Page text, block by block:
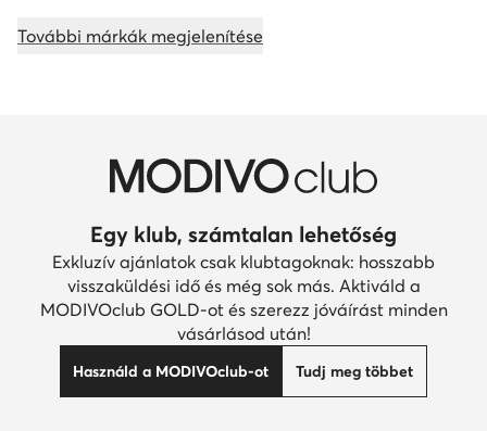
További márkák megjelenítése
Egy klub, számtalan lehetőség
Exkluzív ajánlatok csak klubtagoknak: hosszabb
visszaküldési idő és még sok más. Aktiváld a
MODIVOclub GOLD-ot és szerezz jóváírást minden
vásárlásod után!
Használd a MODIVOclub-ot Tudj meg többet